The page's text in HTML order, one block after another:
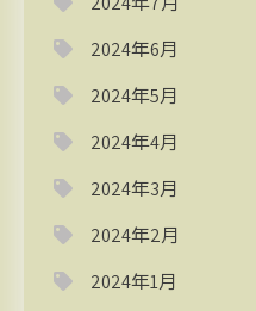
2024年6月
2024年5月
2024年4月
2024年3月
2024年2月
2024年1月